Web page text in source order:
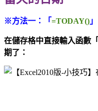
※方法一：「=TODAY() 」
在儲存格中直接輸入函數「
期了：